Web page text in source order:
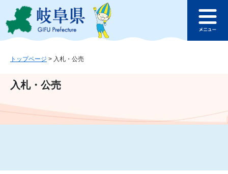
ジ
ュ
文
このページの本文へ
ュ
トップページ > 入札・公売
入札・公売